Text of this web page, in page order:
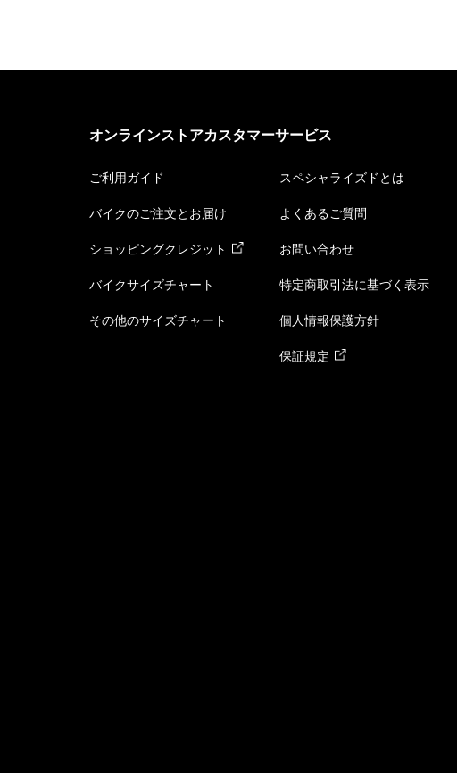
オンラインストアカスタマーサービス
ご利用ガイド
バイクのご注文とお届け
ショッピングクレジット
バイクサイズチャート
その他のサイズチャート
スペシャライズドとは
よくあるご質問
お問い合わせ
特定商取引法に基づく表示
個人情報保護方針
保証規定